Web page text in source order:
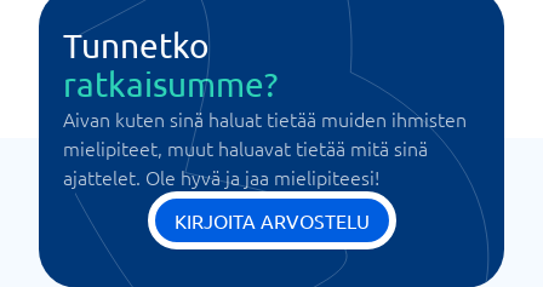
Tunnetko
ratkaisumme?
Aivan kuten sinä haluat tietää muiden ihmisten
mielipiteet, muut haluavat tietää mitä sinä
ajattelet. Ole hyvä ja jaa mielipiteesi!
KIRJOITA ARVOSTELU